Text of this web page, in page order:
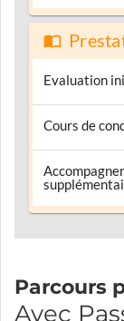
Evaluation
Cours de
Parcours
Avec